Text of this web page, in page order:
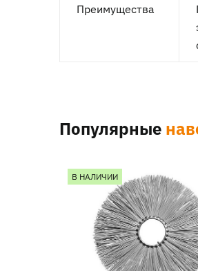
Преимущества
Популярные
В НАЛИЧИИ